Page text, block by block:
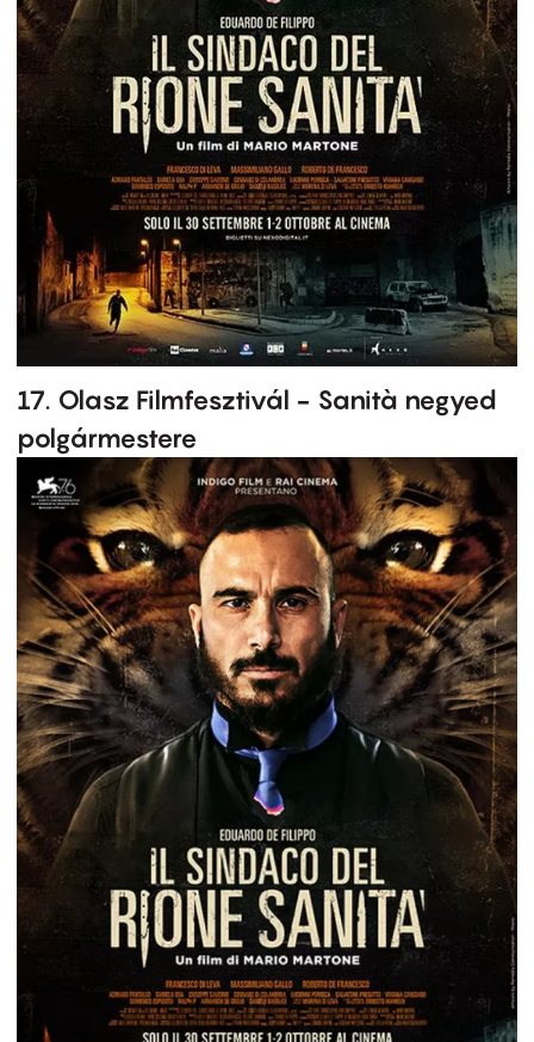
17. Olasz Filmfesztivál - Sanità negyed
polgármestere